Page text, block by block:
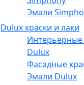
Эмали
Dulux краски и лаки
Интерьерные
Dulux
Фасадные
Эмали Dulux